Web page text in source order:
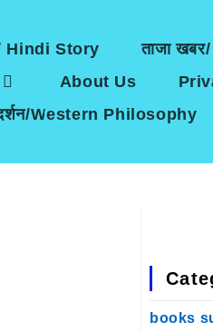
Hindi Story
ताजा
About Us
दर्शन/Western Philosophy
books